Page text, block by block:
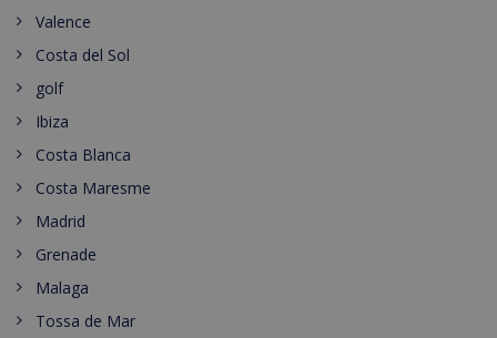
Valence
Costa del Sol
golf
Ibiza
Costa Blanca
Costa Maresme
Madrid
Grenade
Malaga
Tossa de Mar